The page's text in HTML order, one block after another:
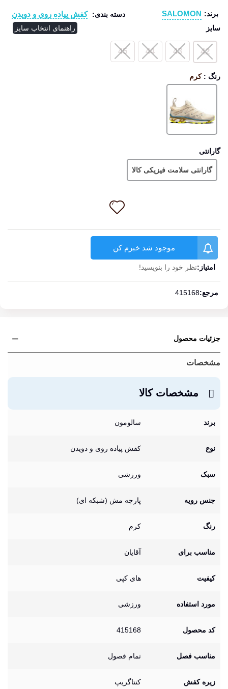
برند: SALOMON دسته بندی: کفش پیاده روی و دویدن
سایز راهنمای انتخاب سایز
42
43
44
45
رنگ :کرم
گارانتی
گارانتی سلامت فیزیکی کالا
موجود شد خبرم کن
امتیاز:نظر خود را بنویسید!
مرجع:415168
جزئیات محصول
مشخصات
مشخصات کالا
برند سالومون
نوع کفش پیاده روی و دویدن
سبک ورزشی
جنس رویه پارچه مش (شبکه ای)
رنگ کرم
مناسب برای آقایان
کیفیت های کپی
مورد استفاده ورزشی
کد محصول 415168
مناسب فصل تمام فصول
زیره کفش کنتاگریپ